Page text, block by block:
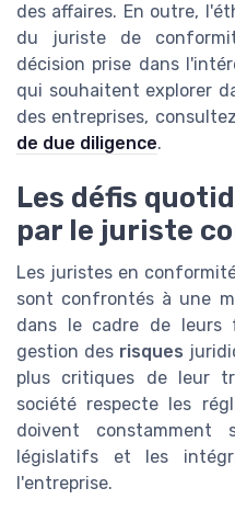
des affaires. En outre,
du juriste de
décision prise dans
qui souhaitent explorer
des entreprises, consultez
de due diligence.
Les défis
par le juriste
Les juristes en
sont confrontés à une
dans le cadre de leurs
gestion des risques
plus critiques de leur
société respecte les
doivent constamment
législatifs et les
l'entreprise.